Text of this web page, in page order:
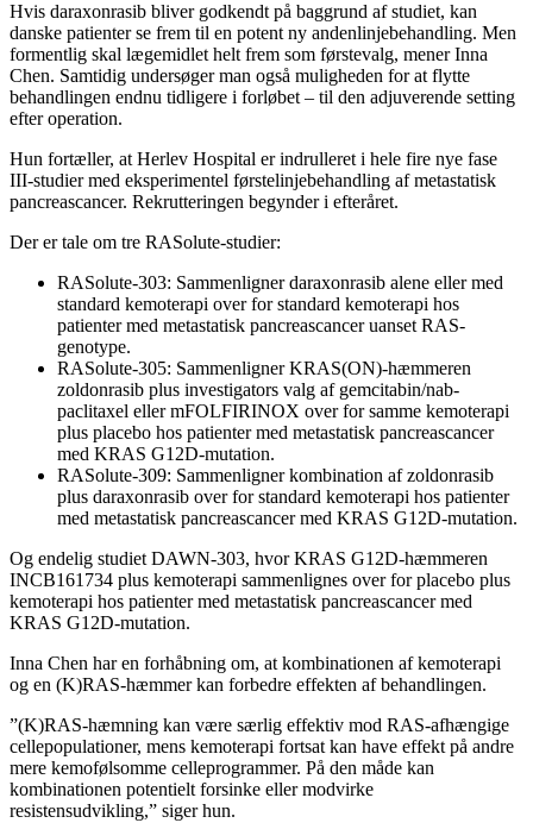
Hvis daraxonrasib bliver godkendt på baggrund af studiet, kan
danske patienter se frem til en potent ny andenlinjebehandling. Men
formentlig skal lægemidlet helt frem som førstevalg, mener Inna
Chen. Samtidig undersøger man også muligheden for at flytte
behandlingen endnu tidligere i forløbet – til den adjuverende setting
efter operation.
Hun fortæller, at Herlev Hospital er indrulleret i hele fire nye fase
III-studier med eksperimentel førstelinjebehandling af metastatisk
pancreascancer. Rekrutteringen begynder i efteråret.
Der er tale om tre RASolute-studier:
RASolute-303: Sammenligner daraxonrasib alene eller med
standard kemoterapi over for standard kemoterapi hos
patienter med metastatisk pancreascancer uanset RAS-
genotype.
RASolute-305: Sammenligner KRAS(ON)-hæmmeren
zoldonrasib plus investigators valg af gemcitabin/nab-
paclitaxel eller mFOLFIRINOX over for samme kemoterapi
plus placebo hos patienter med metastatisk pancreascancer
med KRAS G12D-mutation.
RASolute-309: Sammenligner kombination af zoldonrasib
plus daraxonrasib over for standard kemoterapi hos patienter
med metastatisk pancreascancer med KRAS G12D-mutation.
Og endelig studiet DAWN-303, hvor KRAS G12D-hæmmeren
INCB161734 plus kemoterapi sammenlignes over for placebo plus
kemoterapi hos patienter med metastatisk pancreascancer med
KRAS G12D-mutation.
Inna Chen har en forhåbning om, at kombinationen af kemoterapi
og en (K)RAS-hæmmer kan forbedre effekten af behandlingen.
”(K)RAS-hæmning kan være særlig effektiv mod RAS-afhængige
cellepopulationer, mens kemoterapi fortsat kan have effekt på andre
mere kemofølsomme celleprogrammer. På den måde kan
kombinationen potentielt forsinke eller modvirke
resistensudvikling,” siger hun.